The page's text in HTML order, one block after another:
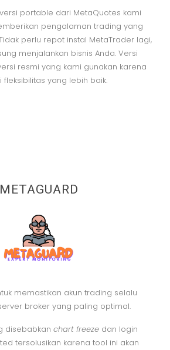
portable dari MetaQuotes kami
pengalaman trading yang
perlu repot instal MetaTrader lagi,
menjalankan bisnis Anda. Versi
resmi yang kami gunakan karena
fleksibilitas yang lebih baik.
METAGUARD
memastikan akun trading selalu
broker yang paling optimal.
disebabkan chart freeze dan login
tersolusikan karena tool ini akan